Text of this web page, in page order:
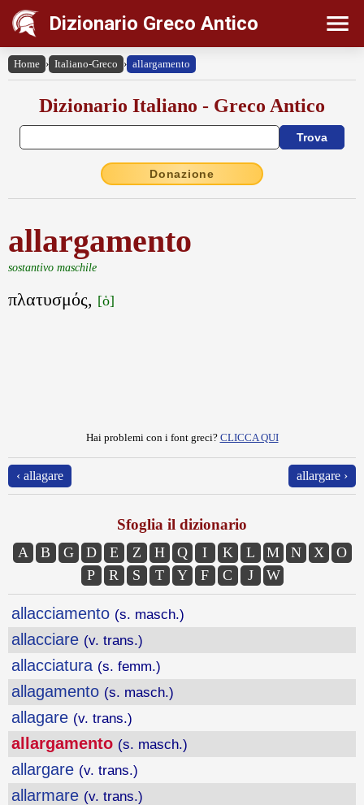
Dizionario Greco Antico
Home › Italiano-Greco › allargamento
Dizionario Italiano - Greco Antico
Donazione
allargamento
sostantivo maschile
πλατυσμός, [ὁ]
Hai problemi con i font greci? CLICCA QUI
‹ allagare allargare ›
Sfoglia il dizionario
A B G D E Z H Q I K L M N X
O
P
R S T Y F C J W
allacciamento (s. masch.)
allacciare (v. trans.)
allacciatura (s. femm.)
allagamento (s. masch.)
allagare (v. trans.)
allargamento (s. masch.)
allargare (v. trans.)
allarmare (v. trans.)